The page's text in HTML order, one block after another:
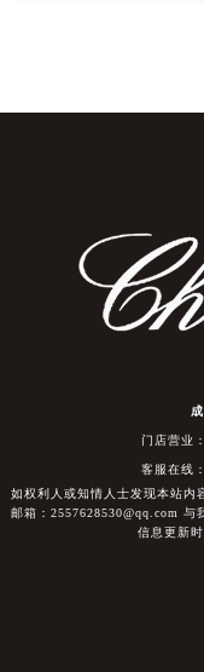
门店营业
客服在线
如权利人或知情人士发现本站内
邮箱：2557628530@qq.com 与
信息更新